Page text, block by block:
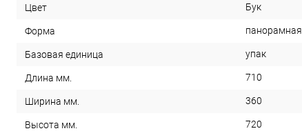
Цвет Бук
Форма панорамная
Базовая единица упак
Длина мм. 710
Ширина мм. 360
Высота мм. 720